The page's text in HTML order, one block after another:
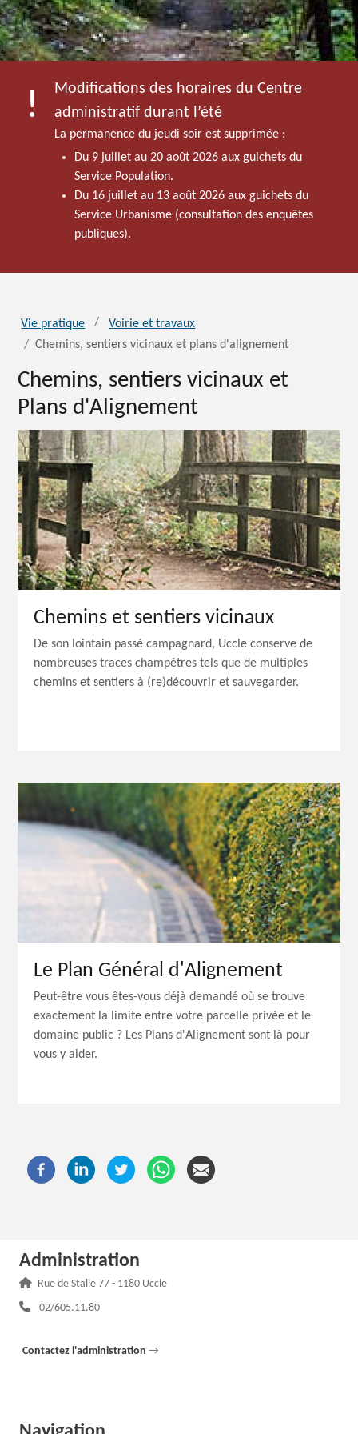
Modifications des horaires du Centre
administratif durant l’été
La permanence du jeudi soir est supprimée :
Du 9 juillet au 20 août 2026 aux guichets du
Service Population.
Du 16 juillet au 13 août 2026 aux guichets du
Service Urbanisme (consultation des enquêtes
publiques).
Vie pratique
Voirie et travaux
Chemins, sentiers vicinaux et plans d'alignement
Chemins, sentiers vicinaux et
Plans d'Alignement
Chemins et sentiers vicinaux
De son lointain passé campagnard, Uccle conserve de
nombreuses traces champêtres tels que de multiples
chemins et sentiers à (re)découvrir et sauvegarder.
Le Plan Général d'Alignement
Peut-être vous êtes-vous déjà demandé où se trouve
exactement la limite entre votre parcelle privée et le
domaine public ? Les Plans d'Alignement sont là pour
vous y aider.
Administration
Adresse :
Rue de Stalle 77 - 1180 Uccle
Téléphone :
02/605.11.80
Contactez l'administration →